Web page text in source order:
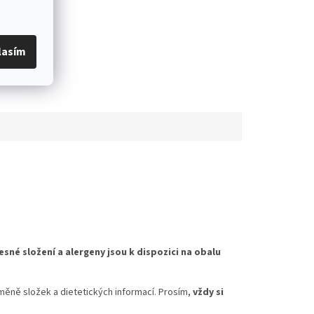
složení a alergeny jsou k dispozici na obalu
složek a dietetických informací. Prosím, vždy si